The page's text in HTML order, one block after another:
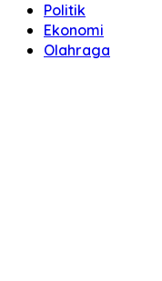
Politik
Ekonomi
Olahraga